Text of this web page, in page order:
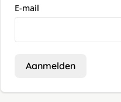
E-mail
Aanmelden